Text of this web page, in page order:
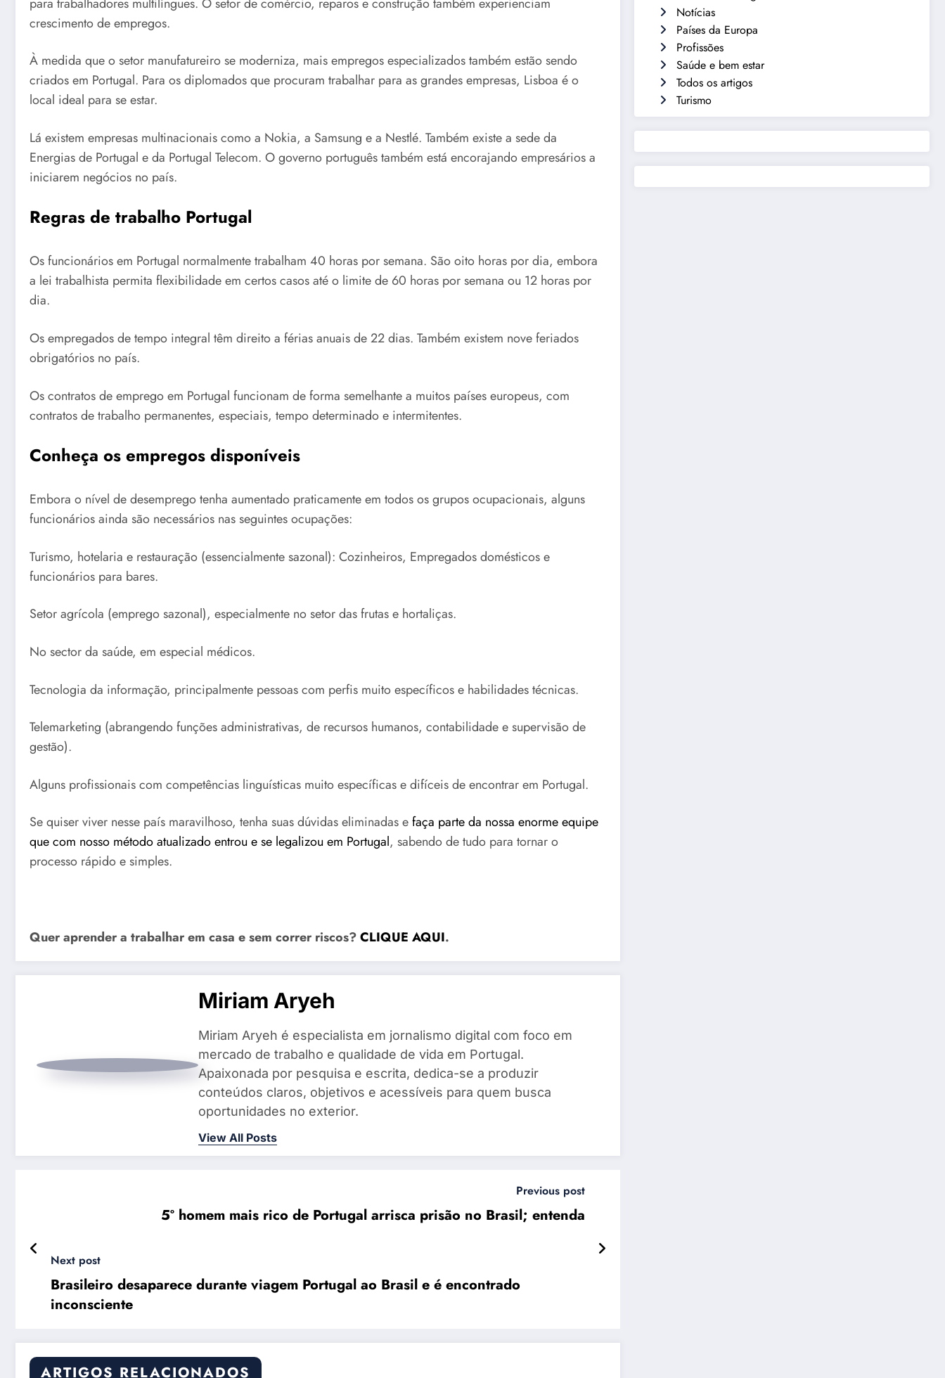
crescimento de empregos.
À medida que o setor manufatureiro se moderniza, mais empregos especializados também estão sendo
criados em Portugal. Para os diplomados que procuram trabalhar para as grandes empresas, Lisboa é o
local ideal para se estar.
Lá existem empresas multinacionais como a Nokia, a Samsung e a Nestlé. Também existe a sede da
Energias de Portugal e da Portugal Telecom. O governo português também está encorajando empresários a
iniciarem negócios no país.
Regras de trabalho Portugal
Os funcionários em Portugal normalmente trabalham 40 horas por semana. São oito horas por dia, embora
a lei trabalhista permita flexibilidade em certos casos até o limite de 60 horas por semana ou 12 horas por
dia.
Os empregados de tempo integral têm direito a férias anuais de 22 dias. Também existem nove feriados
obrigatórios no país.
Os contratos de emprego em Portugal funcionam de forma semelhante a muitos países europeus, com
contratos de trabalho permanentes, especiais, tempo determinado e intermitentes.
Conheça os empregos disponíveis
Embora o nível de desemprego tenha aumentado praticamente em todos os grupos ocupacionais, alguns
funcionários ainda são necessários nas seguintes ocupações:
Turismo, hotelaria e restauração (essencialmente sazonal): Cozinheiros, Empregados domésticos e
funcionários para bares.
Setor agrícola (emprego sazonal), especialmente no setor das frutas e hortaliças.
No sector da saúde, em especial médicos.
Tecnologia da informação, principalmente pessoas com perfis muito específicos e habilidades técnicas.
Telemarketing (abrangendo funções administrativas, de recursos humanos, contabilidade e supervisão de
gestão).
Alguns profissionais com competências linguísticas muito específicas e difíceis de encontrar em Portugal.
Se quiser viver nesse país maravilhoso, tenha suas dúvidas eliminadas efaça parte da nossa enorme equipe
que com nosso método atualizado entrou e se legalizou em Portugal, sabendo de tudo para tornar o
processo rápido e simples.
Quer aprender a trabalhar em casa e sem correr riscos?CLIQUE AQUI.
Miriam Aryeh
Miriam Aryeh é especialista em jornalismo digital com foco em
mercado de trabalho e qualidade de vida em Portugal.
Apaixonada por pesquisa e escrita, dedica-se a produzir
conteúdos claros, objetivos e acessíveis para quem busca
oportunidades no exterior.
View All Posts
Previous post
5º homem mais rico de Portugal arrisca prisão no Brasil; entenda
Next post
Brasileiro desaparece durante viagem Portugal ao Brasil e é encontrado
inconsciente
ARTIGOS RELACIONADOS
Notícias
Países da Europa
Profissões
Saúde e bem estar
Todos os artigos
Turismo